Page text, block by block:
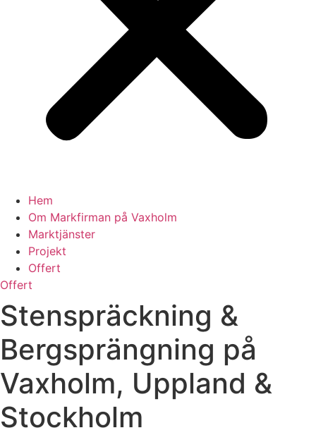
Hem
Om Markfirman på Vaxholm
Marktjänster
Projekt
Offert
Offert
Stenspräckning &
Bergsprängning på
Vaxholm, Uppland &
Stockholm